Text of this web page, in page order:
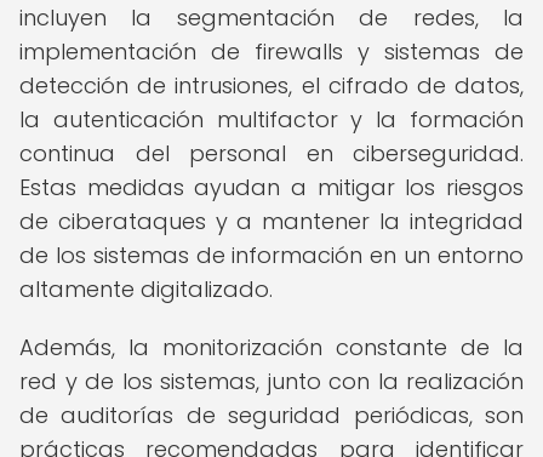
incluyen la segmentación de redes, la
implementación de firewalls y sistemas de
detección de intrusiones, el cifrado de datos,
la autenticación multifactor y la formación
continua del personal en ciberseguridad.
Estas medidas ayudan a mitigar los riesgos
de ciberataques y a mantener la integridad
de los sistemas de información en un entorno
altamente digitalizado.
Además, la monitorización constante de la
red y de los sistemas, junto con la realización
de auditorías de seguridad periódicas, son
prácticas recomendadas para identificar